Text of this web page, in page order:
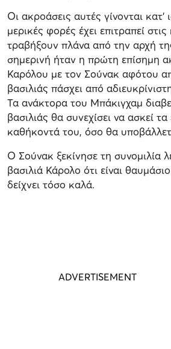
Οι ακροάσεις αυτές γίνονται κατ’
μερικές φορές έχει επιτραπεί
τραβήξουν πλάνα από την αρχή
σημερινή ήταν η πρώτη επίσημη
Καρόλου με τον Σούνακ αφότου
βασιλιάς πάσχει από
Τα ανάκτορα του Μπάκιγχαμ
βασιλιάς θα συνεχίσει να ασκεί
καθήκοντά του, όσο θα
Ο Σούνακ ξεκίνησε τη συνομιλία
βασιλιά Κάρολο ότι είναι
δείχνει τόσο καλά.